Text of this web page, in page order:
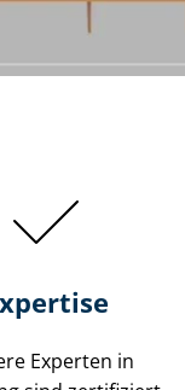
Experten in